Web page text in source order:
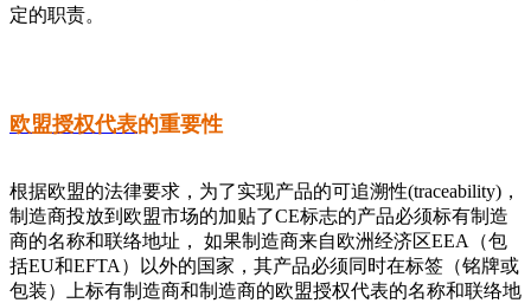
定的职责。
欧盟授权代表的重要性
根据欧盟的法律要求，为了实现产品的可追溯性(traceability)，
制造商投放到欧盟市场的加贴了CE标志的产品必须标有制造
商的名称和联络地址， 如果制造商来自欧洲经济区EEA（包
括EU和EFTA）以外的国家，其产品必须同时在标签（铭牌或
包装）上标有制造商和制造商的欧盟授权代表的名称和联络地